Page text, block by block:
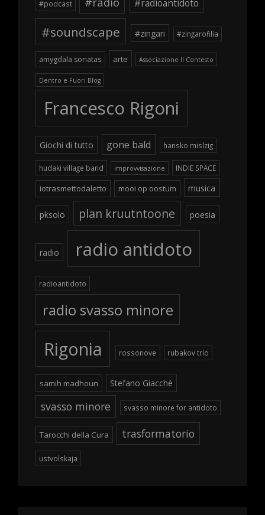
#podcast #radioantidoto
#soundscape #zingari #zingarofilia
amygdala sonatas arte Associazione Il Contesto
Dentro e Fuori Blog
Francesco Rigoni
Giochi di tutto gone bald hansko mislzig
hudaki village band improvvisazione INDIE SPACE
iotrasmettodaletto mooi op oostum musica
pksolo plan kruutntoone poesia
radio radio antidoto
radioantidoto
radio svasso minore
Rigonia rossonove rubakov trio
samih madhoun Stefano Giacchè
svasso minore svasso minore for antidoto
Tarocchi della Cura trasformatorio
ustvolskaja